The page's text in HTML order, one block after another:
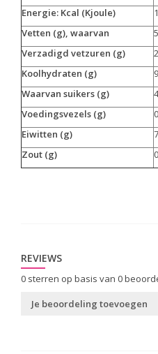
Energie: Kcal (Kjoule)
Vetten (g), waarvan
5
Verzadigd vetzuren (g)
Koolhydraten (g)
Waarvan suikers (g)
Voedingsvezels (g)
Eiwitten (g)
Zout (g)
REVIEWS
0 sterren op basis van 0
Je beoordeling toevoegen